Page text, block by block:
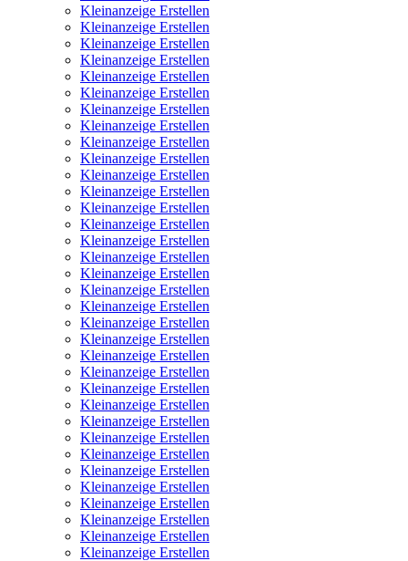
Kleinanzeige Erstellen
Kleinanzeige Erstellen
Kleinanzeige Erstellen
Kleinanzeige Erstellen
Kleinanzeige Erstellen
Kleinanzeige Erstellen
Kleinanzeige Erstellen
Kleinanzeige Erstellen
Kleinanzeige Erstellen
Kleinanzeige Erstellen
Kleinanzeige Erstellen
Kleinanzeige Erstellen
Kleinanzeige Erstellen
Kleinanzeige Erstellen
Kleinanzeige Erstellen
Kleinanzeige Erstellen
Kleinanzeige Erstellen
Kleinanzeige Erstellen
Kleinanzeige Erstellen
Kleinanzeige Erstellen
Kleinanzeige Erstellen
Kleinanzeige Erstellen
Kleinanzeige Erstellen
Kleinanzeige Erstellen
Kleinanzeige Erstellen
Kleinanzeige Erstellen
Kleinanzeige Erstellen
Kleinanzeige Erstellen
Kleinanzeige Erstellen
Kleinanzeige Erstellen
Kleinanzeige Erstellen
Kleinanzeige Erstellen
Kleinanzeige Erstellen
Kleinanzeige Erstellen